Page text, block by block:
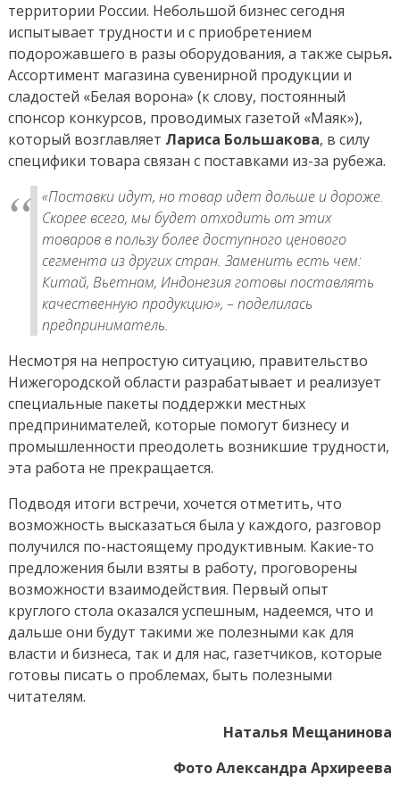
территории России. Небольшой бизнес сегодня
испытывает трудности и с приобретением
подорожавшего в разы оборудования, а также сырья.
Ассортимент магазина сувенирной продукции и
сладостей «Белая ворона» (к слову, постоянный
спонсор конкурсов, проводимых газетой «Маяк»),
который возглавляет Лариса Большакова, в силу
специфики товара связан с поставками из-за рубежа.
«Поставки идут, но товар идет дольше и дороже.
Скорее всего, мы будет отходить от этих
товаров в пользу более доступного ценового
сегмента из других стран. Заменить есть чем:
Китай, Вьетнам, Индонезия готовы поставлять
качественную продукцию», – поделилась
предприниматель.
Несмотря на непростую ситуацию, правительство
Нижегородской области разрабатывает и реализует
специальные пакеты поддержки местных
предпринимателей, которые помогут бизнесу и
промышленности преодолеть возникшие трудности,
эта работа не прекращается.
Подводя итоги встречи, хочется отметить, что
возможность высказаться была у каждого, разговор
получился по-настоящему продуктивным. Какие-то
предложения были взяты в работу, проговорены
возможности взаимодействия. Первый опыт
круглого стола оказался успешным, надеемся, что и
дальше они будут такими же полезными как для
власти и бизнеса, так и для нас, газетчиков, которые
готовы писать о проблемах, быть полезными
читателям.
Наталья Мещанинова
Фото Александра Архиреева